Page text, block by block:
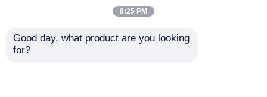
হাইড্রোলিক রক ব্রেকার
সিজেল 165 মিমি প্রশস্ত
8:25 PM
Good day, what product are you looking
for?